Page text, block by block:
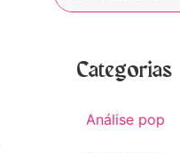
Categorias
Análise pop